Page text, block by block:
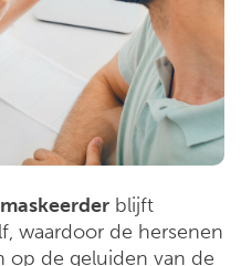
blijft
waardoor de hersenen
de geluiden van de